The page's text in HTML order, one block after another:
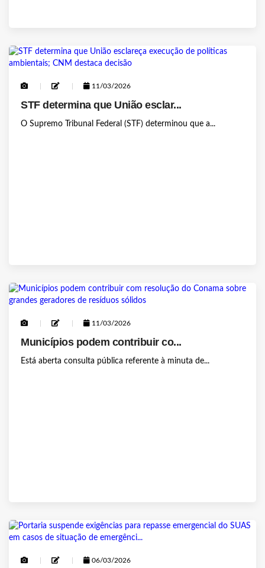
11/03/2026
STF determina que União esclar...
O Supremo Tribunal Federal (STF) determinou que a...
11/03/2026
Municípios podem contribuir co...
Está aberta consulta pública referente à minuta de...
06/03/2026